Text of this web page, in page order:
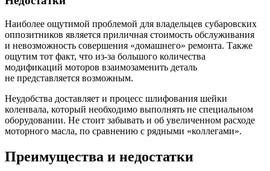
Наиболее ощутимой проблемой для владельцев субаровских
оппозитников является приличная стоимость обслуживания
и невозможность совершения «домашнего» ремонта. Также
ощутим тот факт, что из-за большого количества
модификаций моторов взаимозаменить деталь
не представляется возможным.
Неудобства доставляет и процесс шлифования шейки
коленвала, который необходимо выполнять не специальном
оборудовании. Не стоит забывать и об увеличенном расходе
моторного масла, по сравнению с рядными «коллегами».
Преимущества и недостатки